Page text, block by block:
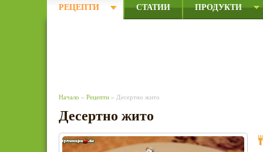
РЕЦЕПТИ СТАТИИ ПРОДУКТИ
Начало » Рецепти » Десертно жито
Десертно жито